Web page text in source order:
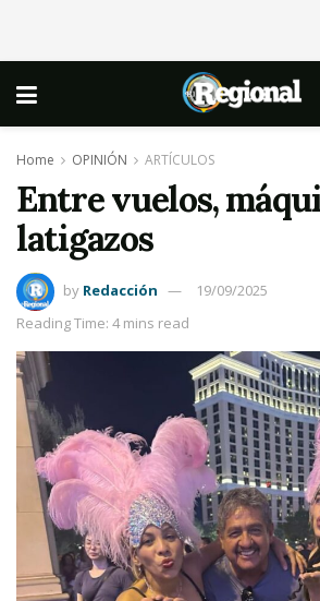
Home OPINIÓN ARTÍCULOS
Entre vuelos,
latigazos
by Redacción
19/09/2025
Reading Time: 4 mins read